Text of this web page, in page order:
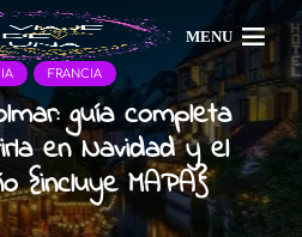
MENU
FRANCIA
guía completa
en Navidad y el
{incluye MAPA}